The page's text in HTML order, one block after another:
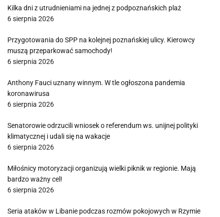
Kilka dni z utrudnieniami na jednej z podpoznańskich plaż
6 sierpnia 2026
Przygotowania do SPP na kolejnej poznańskiej ulicy. Kierowcy
muszą przeparkować samochody!
6 sierpnia 2026
Anthony Fauci uznany winnym. W tle ogłoszona pandemia
koronawirusa
6 sierpnia 2026
Senatorowie odrzucili wniosek o referendum ws. unijnej polityki
klimatycznej i udali się na wakacje
6 sierpnia 2026
Miłośnicy motoryzacji organizują wielki piknik w regionie. Mają
bardzo ważny cel!
6 sierpnia 2026
Seria ataków w Libanie podczas rozmów pokojowych w Rzymie